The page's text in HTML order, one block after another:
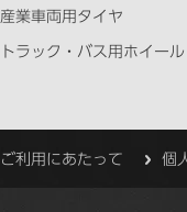
産業車両用タイヤ
トラック・バス用ホイール
ご利用にあたって 個